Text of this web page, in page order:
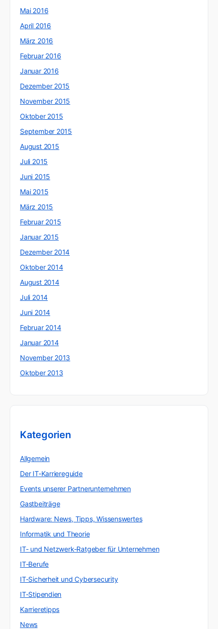
Mai 2016
April 2016
März 2016
Februar 2016
Januar 2016
Dezember 2015
November 2015
Oktober 2015
September 2015
August 2015
Juli 2015
Juni 2015
Mai 2015
März 2015
Februar 2015
Januar 2015
Dezember 2014
Oktober 2014
August 2014
Juli 2014
Juni 2014
Februar 2014
Januar 2014
November 2013
Oktober 2013
Kategorien
Allgemein
Der IT-Karriereguide
Events unserer Partnerunternehmen
Gastbeiträge
Hardware: News, Tipps, Wissenswertes
Informatik und Theorie
IT- und Netzwerk-Ratgeber für Unternehmen
IT-Berufe
IT-Sicherheit und Cybersecurity
IT-Stipendien
Karrieretipps
News